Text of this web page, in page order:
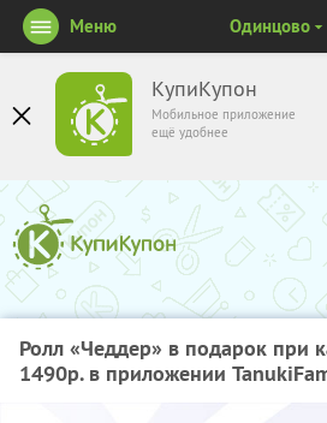
КупиКупон
Мобильное приложение
ещё удобнее
Меню Одинцово
Ролл «Чеддер» в подарок при
1490р. в приложении